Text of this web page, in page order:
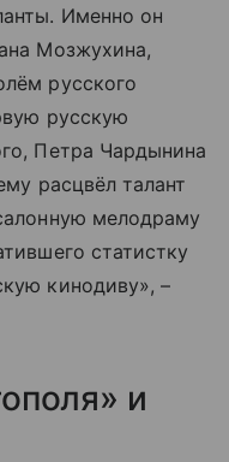
Именно он
Мозжухина,
русского
русскую
Петра Чардынина
расцвёл талант
мелодраму
статистку
кинодиву», –
и